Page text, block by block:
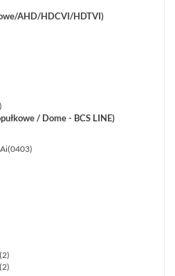
AHD/HDCVI/HDTVI)
/ Dome - BCS LINE)